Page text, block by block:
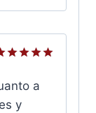
5de
a
y